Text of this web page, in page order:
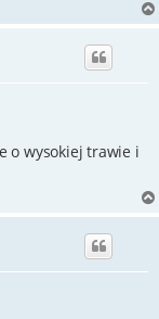
o wysokiej trawie i